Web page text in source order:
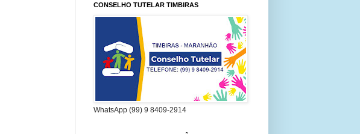
CONSELHO TUTELAR TIMBIRAS
WhatsApp (99) 9 8409-2914